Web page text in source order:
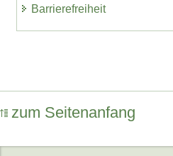
Barrierefreiheit
zum Seitenanfang